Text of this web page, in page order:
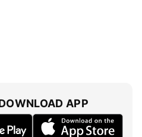
APP